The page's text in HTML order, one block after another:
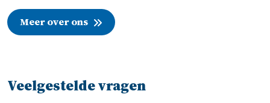
Meer over ons
Veelgestelde vragen